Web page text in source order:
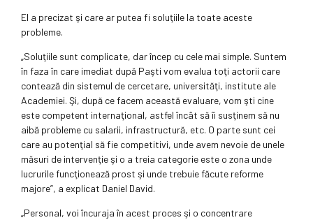
El a precizat şi care ar putea fi soluţiile la toate aceste
probleme.
„Soluţiile sunt complicate, dar încep cu cele mai simple. Suntem
în faza în care imediat după Paşti vom evalua toţi actorii care
contează din sistemul de cercetare, universităţi, institute ale
Academiei. Şi, după ce facem această evaluare, vom şti cine
este competent internaţional, astfel încât să îi susţinem să nu
aibă probleme cu salarii, infrastructură, etc. O parte sunt cei
care au potenţial să fie competitivi, unde avem nevoie de unele
măsuri de intervenţie şi o a treia categorie este o zona unde
lucrurile funcţionează prost şi unde trebuie făcute reforme
majore”, a explicat Daniel David.
„Personal, voi încuraja în acest proces şi o concentrare